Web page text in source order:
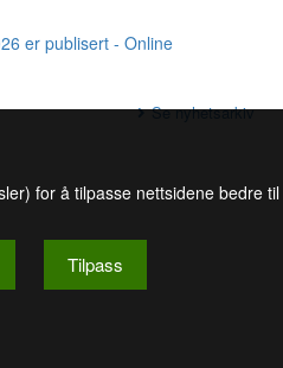
er publisert - Online
Se nyhetsarkiv
for å tilpasse nettsidene bedre
Tilpass